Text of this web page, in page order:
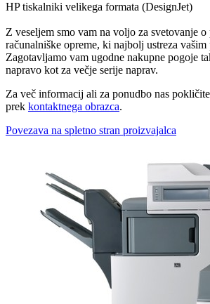
HP tiskalniki velikega formata (DesignJet)
Z veseljem smo vam na voljo za svetovanje
računalniške opreme, ki najbolj ustreza vašim
Zagotavljamo vam ugodne nakupne pogoje
napravo kot za večje serije naprav.
Za več informacij ali za ponudbo nas
prek kontaktnega obrazca.
Povezava na spletno stran proizvajalca